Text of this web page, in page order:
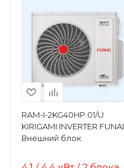
RAM-I-2KG40HP.01/U
KIRIGAMI INVERTER FUNAI
Внешний блок